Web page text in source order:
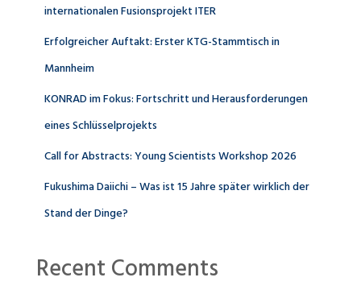
internationalen Fusionsprojekt ITER
Erfolgreicher Auftakt: Erster KTG-Stammtisch in
Mannheim
KONRAD im Fokus: Fortschritt und Herausforderungen
eines Schlüsselprojekts
Call for Abstracts: Young Scientists Workshop 2026
Fukushima Daiichi – Was ist 15 Jahre später wirklich der
Stand der Dinge?
Recent Comments